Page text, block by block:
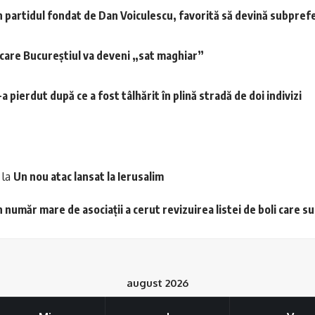
fondat de Dan Voiculescu, favorită să devină
Bucureștiul va deveni „sat maghiar”
pierdut după ce a fost tâlhărit în plină stradă de doi indivizi
la Un nou atac lansat la Ierusalim
număr mare de asociații a cerut revizuirea listei de boli care
august 2026